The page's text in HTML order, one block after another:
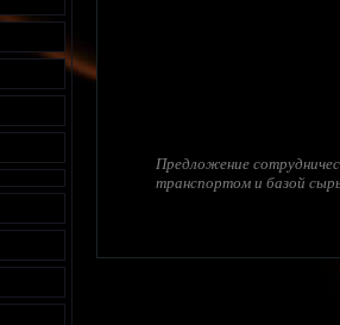
Предложение
транспортом и базой